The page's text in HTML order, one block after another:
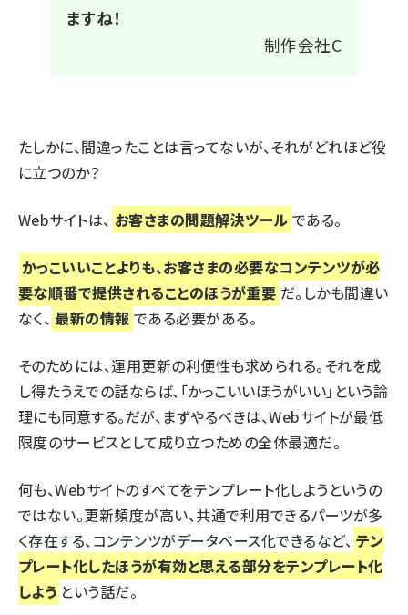
ますね！
制作会社C
たしかに、間違ったことは言ってないが、それがどれほど役
に立つのか？
Webサイトは、 お客さまの問題解決ツール である。
かっこいいことよりも、お客さまの必要なコンテンツが必
要な順番で提供されることのほうが重要 だ。しかも間違い
なく、 最新の情報 である必要がある。
そのためには、運用更新の利便性も求められる。それを成
し得たうえでの話ならば、「かっこいいほうがいい」という論
理にも同意する。だが、まずやるべきは、Webサイトが最低
限度のサービスとして成り立つための全体最適だ。
何も、Webサイトのすべてをテンプレート化しようというの
ではない。更新頻度が高い、共通で利用できるパーツが多
く存在する、コンテンツがデータベース化できるなど、 テン
プレート化したほうが有効と思える部分をテンプレート化
しよう という話だ。